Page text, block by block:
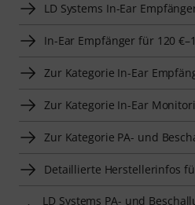
LD Systems In-Ear
In-Ear Empfänger für 120
Zur Kategorie In-Ear
Zur Kategorie In-Ear
Zur Kategorie PA- und
Detaillierte Herstellerinfos
LD Systems PA- und